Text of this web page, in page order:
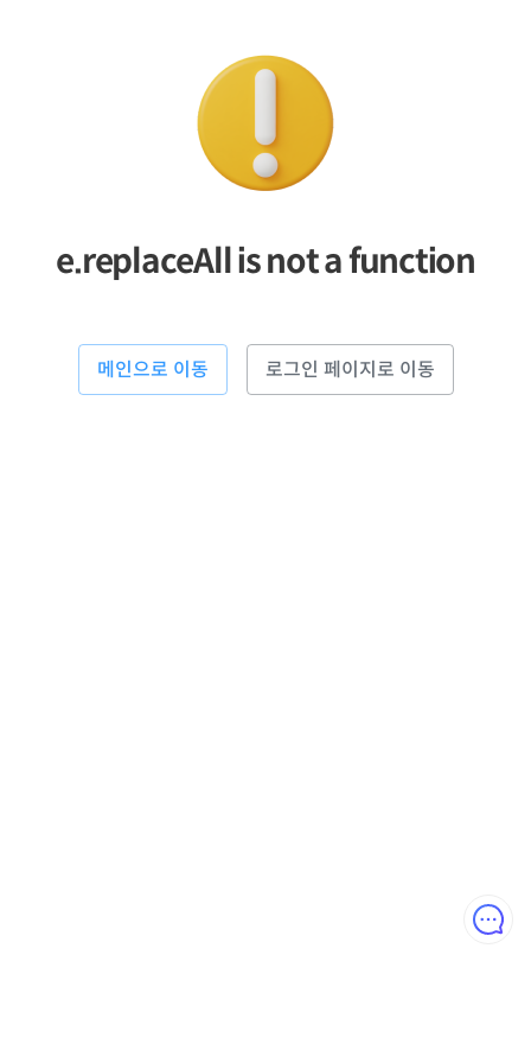
e.replaceAll is not a function
메인으로 이동 로그인 페이지로 이동